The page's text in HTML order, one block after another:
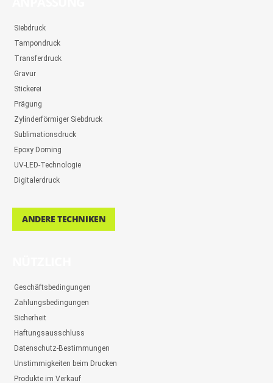
Siebdruck
Tampondruck
Transferdruck
Gravur
Stickerei
Prägung
Zylinderförmiger Siebdruck
Sublimationsdruck
Epoxy Doming
UV-LED-Technologie
Digitalerdruck
ANDERE TECHNIKEN
Geschäftsbedingungen
Zahlungsbedingungen
Sicherheit
Haftungsausschluss
Datenschutz-Bestimmungen
Unstimmigkeiten beim Drucken
Produkte im Verkauf